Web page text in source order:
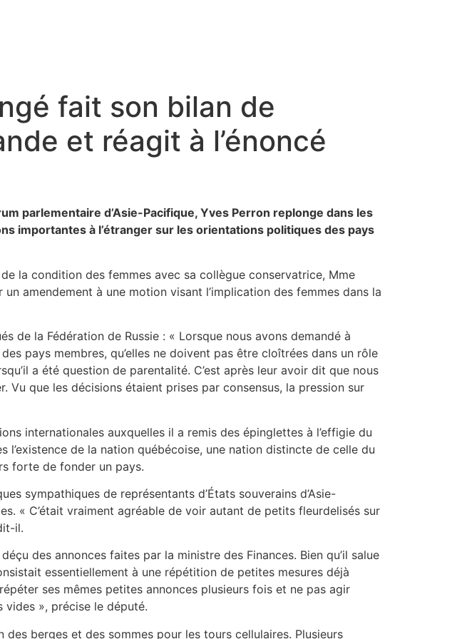
fait son bilan de
et réagit à l’énoncé
parlementaire d’Asie-Pacifique, Yves Perron replonge dans les
importantes à l’étranger sur les orientations politiques des pays
la condition des femmes avec sa collègue conservatrice, Mme
amendement à une motion visant l’implication des femmes dans la
de la Fédération de Russie : « Lorsque nous avons demandé à
pays membres, qu’elles ne doivent pas être cloîtrées dans un rôle
a été question de parentalité. C’est après leur avoir dit que nous
Vu que les décisions étaient prises par consensus, la pression sur
internationales auxquelles il a remis des épinglettes à l’effigie du
de la nation québécoise, une nation distincte de celle du
forte de fonder un pays.
sympathiques de représentants d’États souverains d’Asie-
« C’était vraiment agréable de voir autant de petits fleurdelisés sur
il.
des annonces faites par la ministre des Finances. Bien qu’il salue
essentiellement à une répétition de petites mesures déjà
ses mêmes petites annonces plusieurs fois et ne pas agir
vides », précise le député.
berges et des sommes pour les tours cellulaires. Plusieurs